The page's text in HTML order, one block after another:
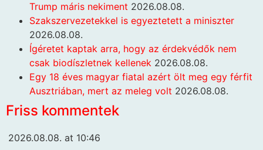
Trump máris nekiment 2026.08.08.
Szakszervezetekkel is egyeztetett a miniszter
2026.08.08.
Ígéretet kaptak arra, hogy az érdekvédők nem
csak biodíszletnek kellenek 2026.08.08.
Egy 18 éves magyar fiatal azért ölt meg egy férfit
Ausztriában, mert az meleg volt 2026.08.08.
Friss kommentek
2026.08.08. at 10:46